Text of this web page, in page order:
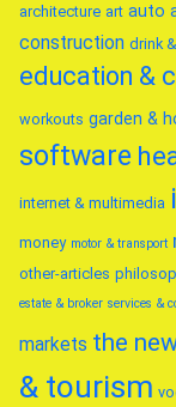
architecture art auto
construction drink
education &
workouts garden &
software
internet & multimedia
money motor & transport
other-articles
estate & broker services &
markets the
& tourism